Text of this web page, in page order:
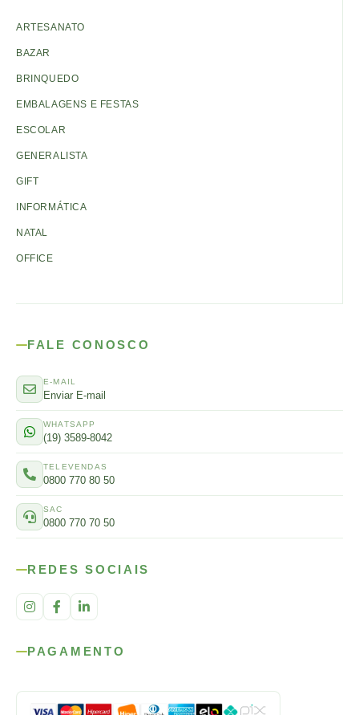
ARTESANATO
BAZAR
BRINQUEDO
EMBALAGENS E FESTAS
ESCOLAR
GENERALISTA
GIFT
INFORMÁTICA
NATAL
OFFICE
FALE CONOSCO
E-MAIL
Enviar E-mail
WHATSAPP
(19) 3589-8042
TELEVENDAS
0800 770 80 50
SAC
0800 770 70 50
REDES SOCIAIS
PAGAMENTO